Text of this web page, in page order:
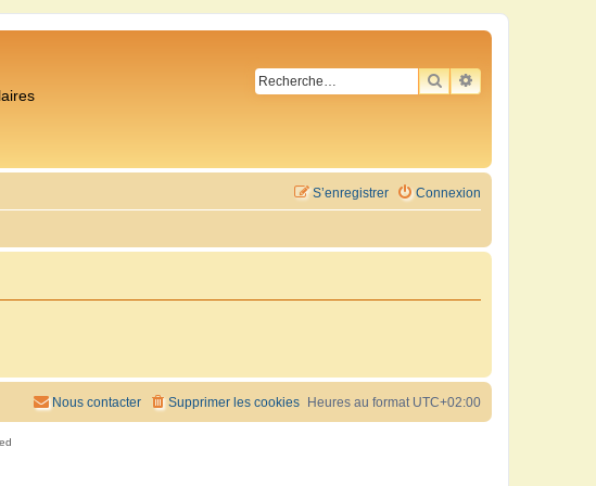
RECHERCHER
RECHERCHE
Connexion
S’enregistrer
Heures au format UTC+02:00
Supprimer les cookies
Nous contacter